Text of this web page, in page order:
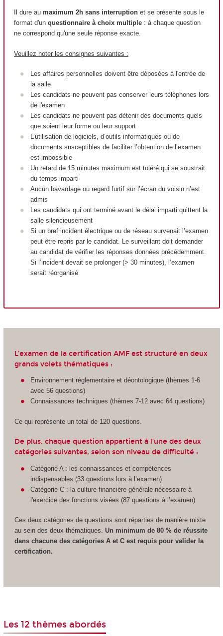
Il dure au maximum 2h sans interruption et se présente sous le
format d'un questionnaire à choix multiple : à chaque question
ne correspond qu'une seule réponse exacte.
Veuillez noter les consignes suivantes :
Les affaires personnelles doivent être déposées à l'entrée de
la salle
Les candidats ne peuvent pas conserver leurs téléphones lors
de l'examen
Les candidats ne peuvent pas détenir des documents quels
que soient leur forme ou leur support
L’utilisation de logiciels, d’outils informatiques ou de
documents susceptibles de faciliter l’obtention de l’examen
est impossible
Un retard de 15 minutes maximum est toléré qui se soustrait
du temps imparti
Aucun bavardage ou regard furtif sur l’écran du voisin n’est
admis
Les candidats qui ont terminé avant le délai imparti quittent la
salle silencieusement
Si un bref incident électrique ou de réseau survenait l’examen
peut être repris par le candidat. Le surveillant doit demander
au candidat de vérifier les réponses données précédemment.
Si l’incident devait se prolonger (> 30 minutes), l’examen
serait réorganisé
L’examen de la certification AMF est structuré en deux
grands volets thématiques :
Environnement réglementaire et déontologique (thèmes 1-6
avec 56 questions)
Connaissances techniques (thèmes 7-12 avec 64 questions)
Ce qui représente un total de 120 questions.
De plus, chaque question appartient à l’une des deux
catégories suivantes, selon son niveau de difficulté :
Catégorie A : les connaissances et compétences
indispensables (33 questions lors à l’examen)
Catégorie C : la culture financière générale nécessaire à
l'exercice des fonctions visées (87 questions à l’examen)
Ces deux catégories de questions sont réparties de manière mixte
au sein des deux thématiques. Un minimum de 80 % de réussite
dans chacune des catégories A et C est requis pour valider la
certification.
Les 12 thèmes abordés